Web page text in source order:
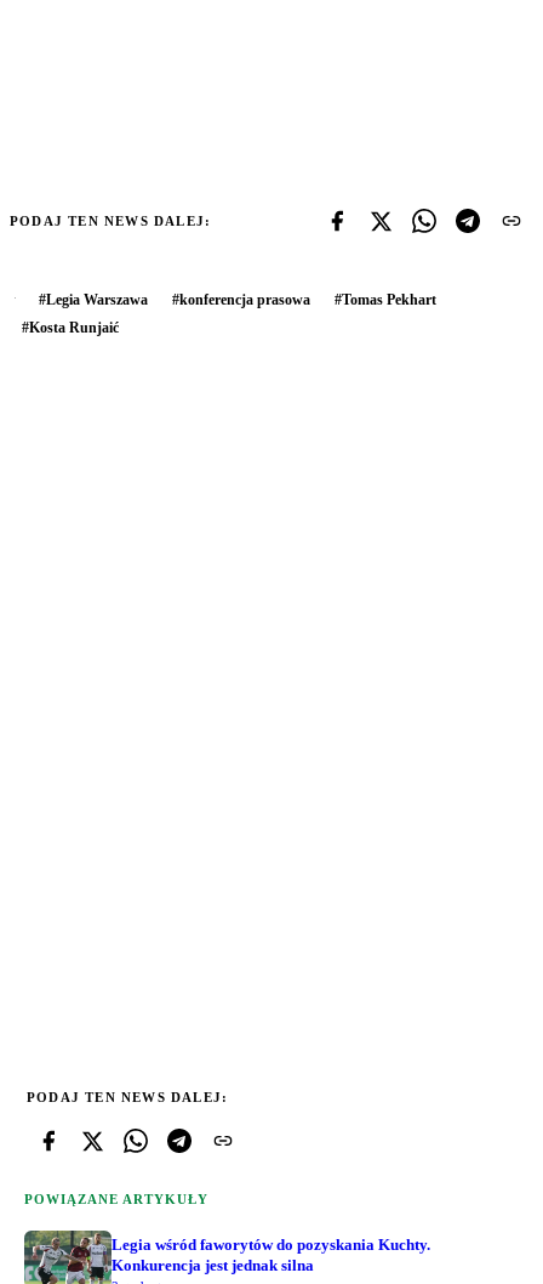
PODAJ TEN NEWS DALEJ:
#Legia Warszawa #konferencja prasowa #Tomas Pekhart
#Kosta Runjaić
PODAJ TEN NEWS DALEJ:
POWIĄZANE ARTYKUŁY
Legia wśród faworytów do pozyskania Kuchty.
Konkurencja jest jednak silna